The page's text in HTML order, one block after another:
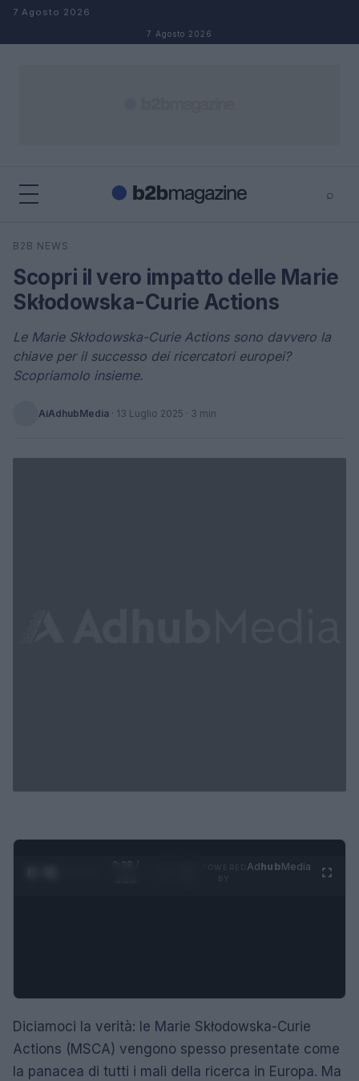
Salta al contenuto
7 Agosto 2026
7 Agosto 2026
⌕
Cerca
B2B NEWS
Scopri il vero impatto delle Marie
Skłodowska-Curie Actions
Le Marie Skłodowska-Curie Actions sono davvero la
chiave per il successo dei ricercatori europei?
Scopriamolo insieme.
AiAdhubMedia · 13 Luglio 2025 · 3 min
0:29 /
AdhubMedia
Diciamoci la verità: le Marie Skłodowska-Curie
Actions (MSCA) vengono spesso presentate come
la panacea di tutti i mali della ricerca in Europa. Ma